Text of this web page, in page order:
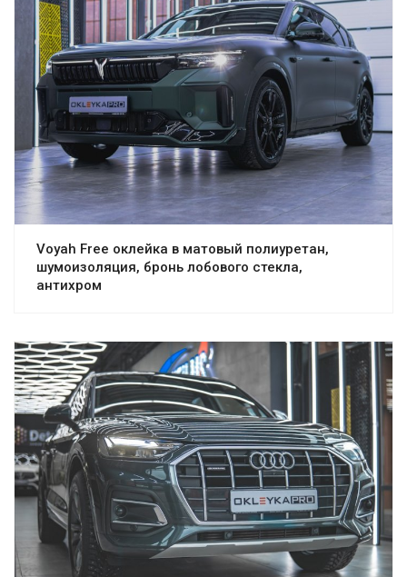
Voyah Free оклейка в матовый полиуретан,
шумоизоляция, бронь лобового стекла,
антихром